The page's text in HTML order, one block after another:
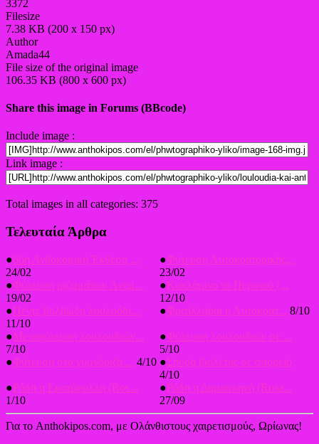
3372
Filesize
7.38 KB (200 x 150 px)
Author
Amada44
File size of the original image
106.35 KB (800 x 600 px)
Share this image in Forums (BBcode)
Include image :
Link image :
Total images in all categories: 375
Τελευταία Άρθρα
●66η Ανθοκομική Έκθεση ...
24/02
●Φύτευση Αυτοκρατορικής...
23/02
●Φύτευση ριζωμάτων Aνεμ...
19/02
●Κυκλάμινο το Περσικό (...
12/10
●Πέντε βολβώδη λουλούδι...
11/10
●Φριτιλλάρια η Αυτοκρατ... 8/10
●Μεταφύτευση λουλουδιών...
7/10
●Φύτευση λουλουδιών σε ...
5/10
●Φύτευση στα γυμνόριζα ... 4/10 ●Σπορά βιολέτας σε σπορείο
4/10
●Ρόδη η Εκατόφυλλη (Ros...
1/10
●Ρόδη η Δαμασκηνή (Rosa...
27/09
Για το Anthokipos.com, με Ολάνθιστους χαιρετισμούς, Ωρίωνας!